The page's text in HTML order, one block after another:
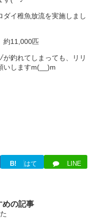
イ稚魚放流を実施しまし
約11,000匹
が釣れてしまっても、リリ
いしますm(__)m
B!
はて
LINE
の記事